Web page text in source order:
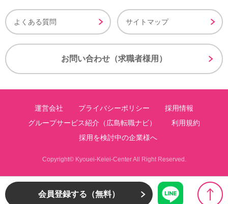
よくある質問 サイトマップ
お問い合わせ（求職者様用）
運営会社 プライバシーポリシー
採用情報
グループサービス紹介（広島転職ナビ）
利用規約
採用を検討中の企業様へ
Copyright© Kyouei-Keiei-Center All Right Reserved.
会員登録する（無料）